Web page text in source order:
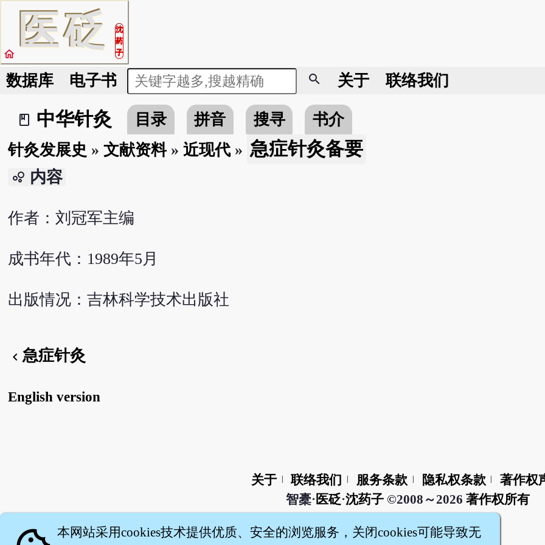
医砭
沈
药
子
home
数据库 电子书 search 关于 联络我们
book_2
中华针灸 目录 拼音 搜寻
书介
针灸发展史 » 文献资料» 近现代» 急症针灸备要
bubble_chart 内容
作者：刘冠军主编
成书年代：1989年5月
出版情况：吉林科学技术出版社
chevron_left 急症针灸
English version
关于 联络我们 服务条款 隐私权条款
著作权
智橐· 医砭·沈药子©2008～2026 著作权所有
本网站采用cookies技术提供优质、安全的浏览服务，关闭cookies可能导致无